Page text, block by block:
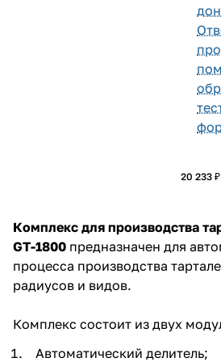
20 233 ₽
Комплекс для производства
GT-1800 предназначен для
процесса производства
радиусов и видов.
Комплекс состоит из двух
Автоматический делитель;